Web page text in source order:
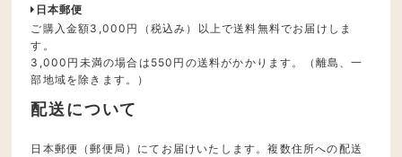
日本郵便
ご購入金額3,000円（税込み）以上で送料無料でお届けしま
す。
3,000円未満の場合は550円の送料がかかります。（離島、一
部地域を除きます。）
配送について
日本郵便（郵便局）にてお届けいたします。複数住所への配送